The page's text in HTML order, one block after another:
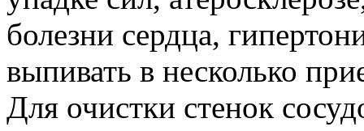
болезни сердца,
выпивать в несколько
Для очистки стенок